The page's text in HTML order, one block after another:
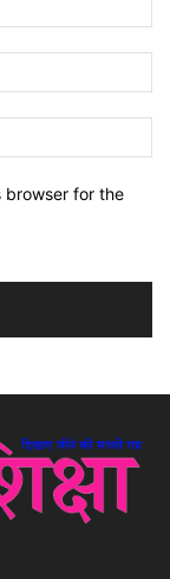
browser for the